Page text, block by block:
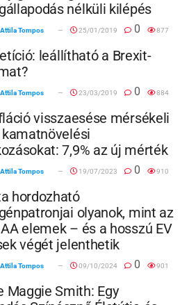
nélküli kilépés
Tompos 25/01/2019 0 877
leállítható a Brexit-
Tompos 23/03/2019 0 884
visszaesése mérsékeli
7,9% az új mérték
Tompos 19/07/2023 0 910
hordozható
olyanok, mint az
elemek – és a hosszú EV
végét jelenthetik
Tompos 09/10/2024 0 901
Maggie Smith: Egy